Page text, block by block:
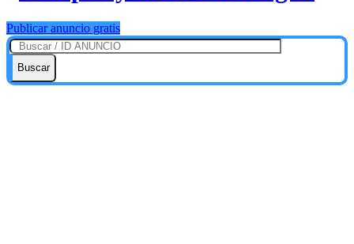
Publicar anuncio gratis
Buscar